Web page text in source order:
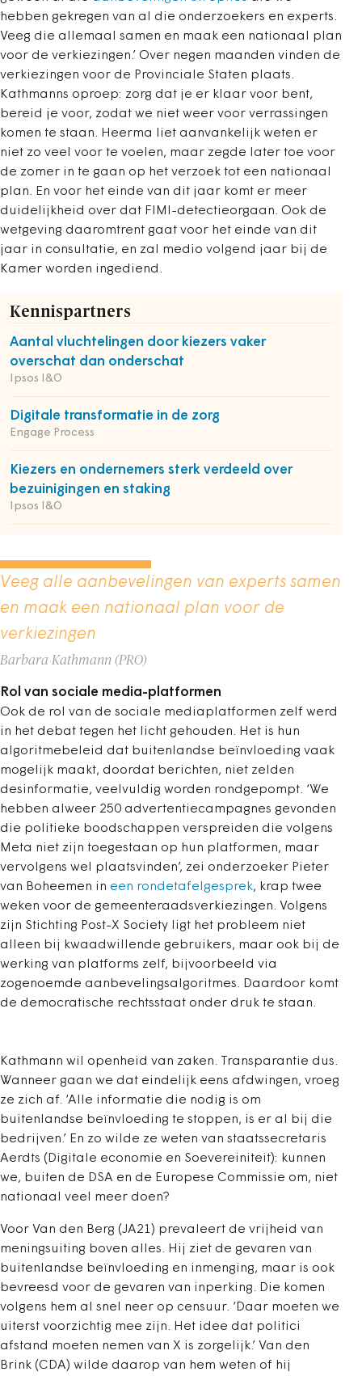
hebben gekregen van al die onderzoekers en experts.
Veeg die allemaal samen en maak een nationaal plan
voor de verkiezingen.’ Over negen maanden vinden de
verkiezingen voor de Provinciale Staten plaats.
Kathmanns oproep: zorg dat je er klaar voor bent,
bereid je voor, zodat we niet weer voor verrassingen
komen te staan. Heerma liet aanvankelijk weten er
niet zo veel voor te voelen, maar zegde later toe voor
de zomer in te gaan op het verzoek tot een nationaal
plan. En voor het einde van dit jaar komt er meer
duidelijkheid over dat FIMI-detectieorgaan. Ook de
wetgeving daaromtrent gaat voor het einde van dit
jaar in consultatie, en zal medio volgend jaar bij de
Kamer worden ingediend.
Kennispartners
Aantal vluchtelingen door kiezers vaker
overschat dan onderschat
Ipsos I&O
Digitale transformatie in de zorg
Engage Process
Kiezers en ondernemers sterk verdeeld over
bezuinigingen en staking
Ipsos I&O
Veeg alle aanbevelingen van experts samen
en maak een nationaal plan voor de
verkiezingen
Barbara Kathmann (PRO)
Rol van sociale media-platformen
Ook de rol van de sociale mediaplatformen zelf werd
in het debat tegen het licht gehouden. Het is hun
algoritmebeleid dat buitenlandse beïnvloeding vaak
mogelijk maakt, doordat berichten, niet zelden
desinformatie, veelvuldig worden rondgepompt. ‘We
hebben alweer 250 advertentiecampagnes gevonden
die politieke boodschappen verspreiden die volgens
Meta niet zijn toegestaan op hun platformen, maar
vervolgens wel plaatsvinden’, zei onderzoeker Pieter
van Boheemen in een rondetafelgesprek, krap twee
weken voor de gemeenteraadsverkiezingen. Volgens
zijn Stichting Post-X Society ligt het probleem niet
alleen bij kwaadwillende gebruikers, maar ook bij de
werking van platforms zelf, bijvoorbeeld via
zogenoemde aanbevelingsalgoritmes. Daardoor komt
de democratische rechtsstaat onder druk te staan.
Kathmann wil openheid van zaken. Transparantie dus.
Wanneer gaan we dat eindelijk eens afdwingen, vroeg
ze zich af. ‘Alle informatie die nodig is om
buitenlandse beïnvloeding te stoppen, is er al bij die
bedrijven.’ En zo wilde ze weten van staatssecretaris
Aerdts (Digitale economie en Soevereiniteit): kunnen
we, buiten de DSA en de Europese Commissie om, niet
nationaal veel meer doen?
Voor Van den Berg (JA21) prevaleert de vrijheid van
meningsuiting boven alles. Hij ziet de gevaren van
buitenlandse beïnvloeding en inmenging, maar is ook
bevreesd voor de gevaren van inperking. Die komen
volgens hem al snel neer op censuur. ‘Daar moeten we
uiterst voorzichtig mee zijn. Het idee dat politici
afstand moeten nemen van X is zorgelijk.’ Van den
Brink (CDA) wilde daarop van hem weten of hij